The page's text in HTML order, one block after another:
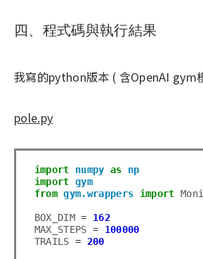
四、程式碼與執行結果
我寫的python版本 ( 含OpenAI gym
pole.py
import numpy as
np
import gym
from gym.wrappers import
BOX_DIM =
162
MAX_STEPS =
100000
TRAILS = 200